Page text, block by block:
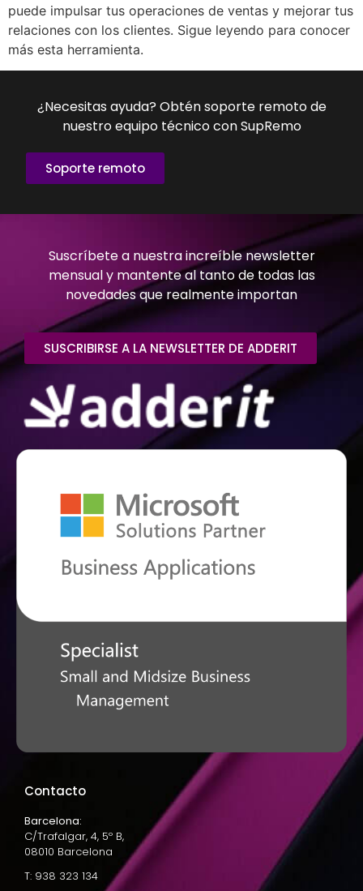
puede impulsar tus operaciones de ventas y mejorar tus
relaciones con los clientes. Sigue leyendo para conocer
más esta herramienta.
¿Necesitas ayuda? Obtén soporte remoto de
nuestro equipo técnico con SupRemo
Soporte remoto
Suscríbete a nuestra increíble newsletter
mensual y mantente al tanto de todas las
novedades que realmente importan
SUSCRIBIRSE A LA NEWSLETTER DE ADDERIT
Contacto
Barcelona:
C/Trafalgar, 4, 5º B,
08010 Barcelona
T: 938 323 134